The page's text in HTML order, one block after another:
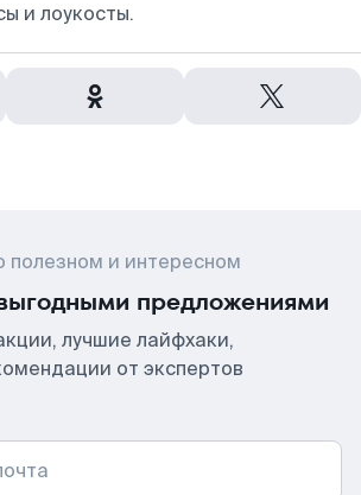
и лоукосты.
полезном и интересном
предложениями
лучшие лайфхаки,
от экспертов